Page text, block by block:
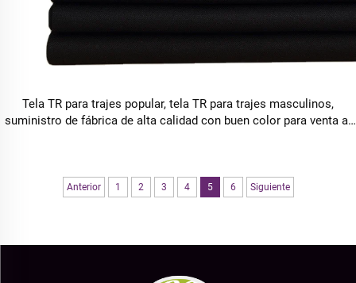
Tela TR para trajes popular, tela TR para trajes masculinos,
suministro de fábrica de alta calidad con buen color para venta al
Anterior 1 2 3 4 5 6 Siguiente